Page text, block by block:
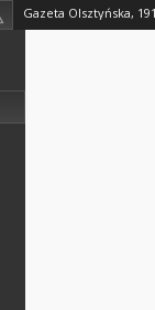
Gazeta Olsztyńska,